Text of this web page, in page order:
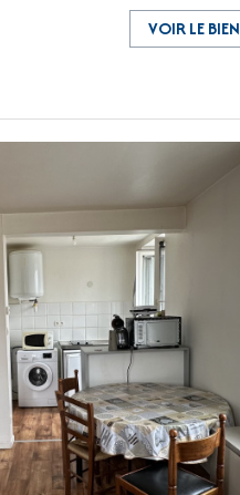
VOIR LE BIEN